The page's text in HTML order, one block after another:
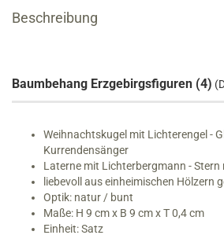
Beschreibung
Baumbehang Erzgebirgsfiguren (4)
Weihnachtskugel mit Lichterengel -
Kurrendensänger
Laterne mit Lichterbergmann - Stern
liebevoll aus einheimischen Hölzern
Optik: natur / bunt
Maße: H 9 cm x B 9 cm x T 0,4 cm
Einheit: Satz